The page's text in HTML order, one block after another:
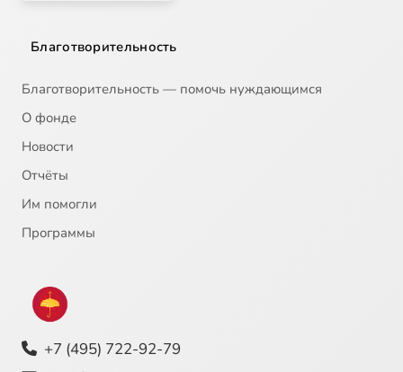
Благотворительность
Благотворительность — помочь нуждающимся
О фонде
Новости
Отчёты
Им помогли
Программы
+7 (495) 722-92-79